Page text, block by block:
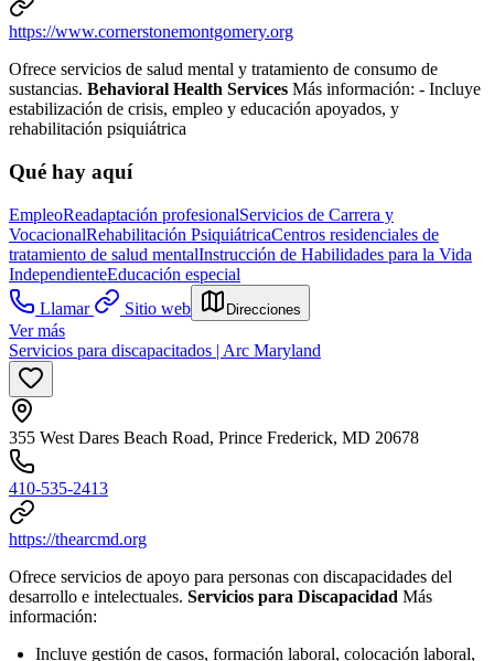
https://www.cornerstonemontgomery.org
Ofrece servicios de salud mental y tratamiento de consumo de
sustancias. Behavioral Health Services Más información: - Incluye
estabilización de crisis, empleo y educación apoyados, y
rehabilitación psiquiátrica
Qué hay aquí
EmpleoReadaptación profesionalServicios de Carrera y
VocacionalRehabilitación PsiquiátricaCentros residenciales de
tratamiento de salud mentalInstrucción de Habilidades para la Vida
IndependienteEducación especial
Llamar
Sitio web Direcciones
Ver más
Servicios para discapacitados | Arc Maryland
355 West Dares Beach Road, Prince Frederick, MD 20678
410-535-2413
https://thearcmd.org
Ofrece servicios de apoyo para personas con discapacidades del
desarrollo e intelectuales. Servicios para Discapacidad Más
información:
Incluye gestión de casos, formación laboral, colocación laboral,